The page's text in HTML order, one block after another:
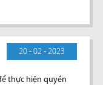
20 - 02 - 2023
thực hiện quyền